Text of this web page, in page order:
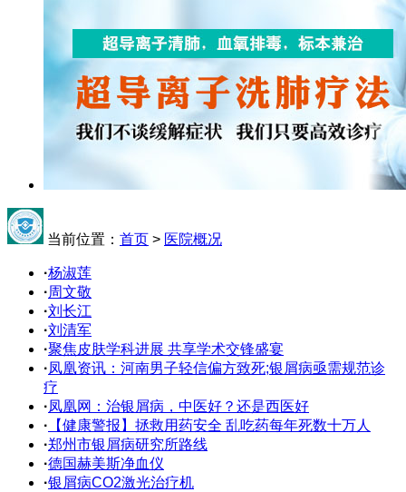
当前位置： 首页 > 医院概况
·杨淑莲
·周文敬
·刘长江
·刘清军
·聚焦皮肤学科进展 共享学术交锋盛宴
·凤凰资讯：河南男子轻信偏方致死;银屑病亟需规范诊
疗
·凤凰网：治银屑病，中医好？还是西医好
· 【健康警报】拯救用药安全 乱吃药每年死数十万人
·郑州市银屑病研究所路线
·德国赫美斯净血仪
·银屑病CO2激光治疗机